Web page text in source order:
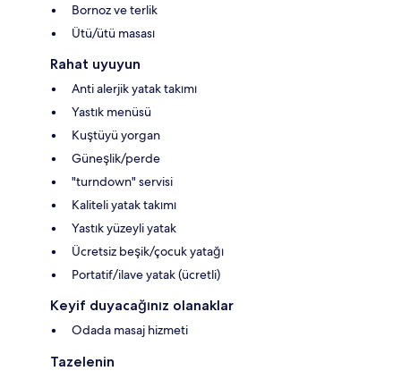
Bornoz ve terlik
Ütü/ütü masası
Rahat uyuyun
Anti alerjik yatak takımı
Yastık menüsü
Kuştüyü yorgan
Güneşlik/perde
"turndown" servisi
Kaliteli yatak takımı
Yastık yüzeyli yatak
Ücretsiz beşik/çocuk yatağı
Portatif/ilave yatak (ücretli)
Keyif duyacağınız olanaklar
Odada masaj hizmeti
Tazelenin